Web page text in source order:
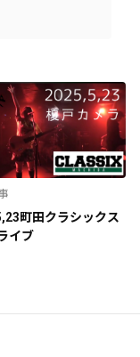
町田クラシックス
イブ